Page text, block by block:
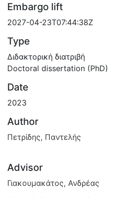
Embargo lift
2027-04-23T07:44:38Z
Type
Διδακτορική διατριβή
Doctoral dissertation (PhD)
Date
2023
Author
Πετρίδης, Παντελής
Advisor
Γιακουμακάτος, Ανδρέας